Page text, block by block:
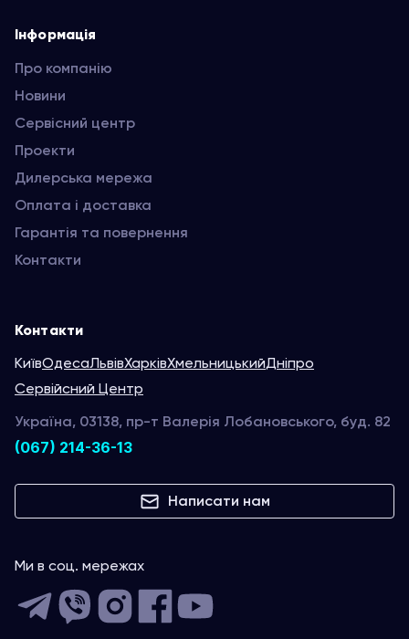
Інформація
Про компанію
Новини
Сервісний центр
Проекти
Дилерська мережа
Оплата і доставка
Гарантія та повернення
Контакти
Контакти
КиївОдесаЛьвівХарківХмельницькийДніпро
Сервійсний Центр
Україна, 03138, пр-т Валерія Лобановського, буд. 82
(067) 214-36-13
Написати нам
Ми в соц. мережах